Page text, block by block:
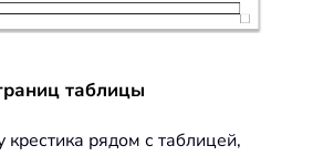
таблицы
рядом с таблицей,